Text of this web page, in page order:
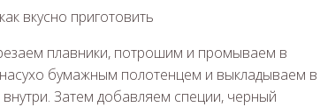
плавники, потрошим и промываем в
бумажным полотенцем и выкладываем в
Затем добавляем специи, черный